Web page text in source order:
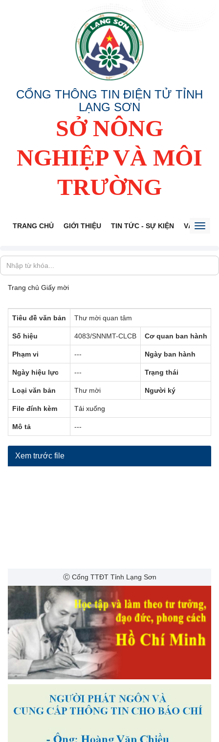
CỔNG THÔNG TIN ĐIỆN TỬ TỈNH
LẠNG SƠN
SỞ NÔNG
NGHIỆP VÀ MÔI
TRƯỜNG
TRANG CHỦ GIỚI THIỆU TIN TỨC - SỰ KIỆN VĂN BẢN
Trang chủ Giấy mời
Tiêu đề văn bản Thư mời quan tâm
Số hiệu 4083/SNNMT-CLCB Cơ quan ban hành
Phạm vi --- Ngày ban hành
Ngày hiệu lực --- Trạng thái
Loại văn bản Thư mời Người ký
File đính kèm Tải xuống
Mô tả ---
Xem trước file
Ⓒ Cổng TTĐT Tỉnh Lạng Sơn